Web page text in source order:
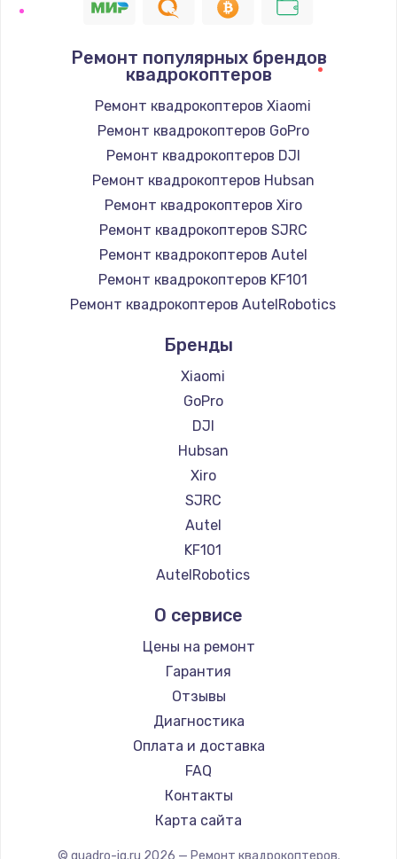
Ремонт популярных брендов
квадрокоптеров
Ремонт квадрокоптеров Xiaomi
Ремонт квадрокоптеров GoPro
Ремонт квадрокоптеров DJI
Ремонт квадрокоптеров Hubsan
Ремонт квадрокоптеров Xiro
Ремонт квадрокоптеров SJRC
Ремонт квадрокоптеров Autel
Ремонт квадрокоптеров KF101
Ремонт квадрокоптеров AutelRobotics
Бренды
Xiaomi
GoPro
DJI
Hubsan
Xiro
SJRC
Autel
KF101
AutelRobotics
О сервисе
Цены на ремонт
Гарантия
Отзывы
Диагностика
Оплата и доставка
FAQ
Контакты
Карта сайта
© quadro-iq.ru 2026 — Ремонт квадрокоптеров.